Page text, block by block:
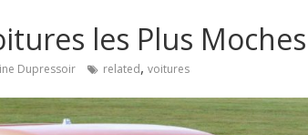
les Plus Moches
Dupressoir related, voitures